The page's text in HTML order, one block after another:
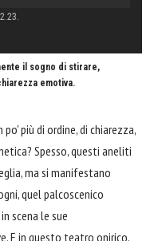
il sogno di stirare,
emotiva.
più di ordine, di chiarezza,
Spesso, questi aneliti
ma si manifestano
quel palcoscenico
scena le sue
E in questo teatro onirico,